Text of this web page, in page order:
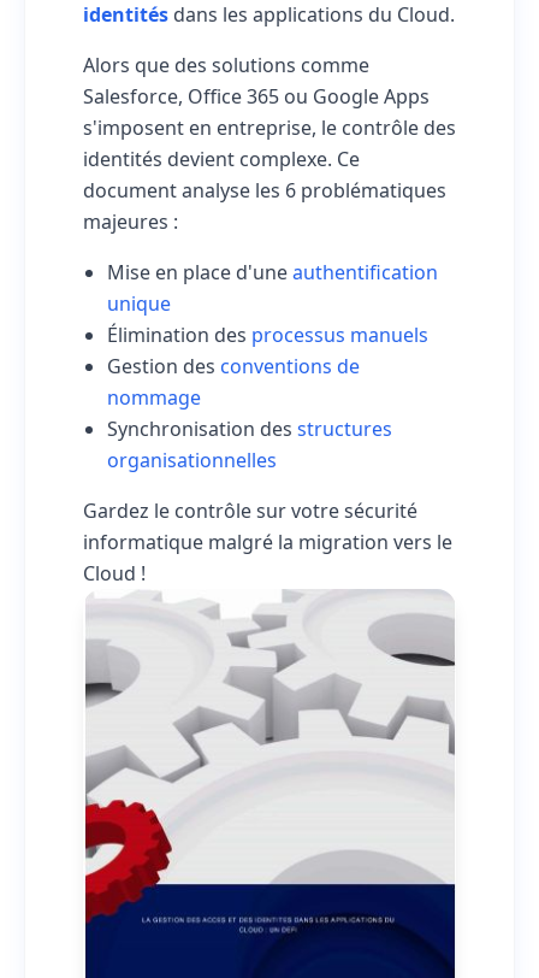
identités dans les applications du Cloud.
Alors que des solutions comme
Salesforce, Office 365 ou Google Apps
s'imposent en entreprise, le contrôle des
identités devient complexe. Ce
document analyse les 6 problématiques
majeures :
Mise en place d'uneauthentification
unique
Élimination des processus manuels
Gestion des conventions de
nommage
Synchronisation des structures
organisationnelles
Gardez le contrôle sur votre sécurité
informatique malgré la migration vers le
Cloud !